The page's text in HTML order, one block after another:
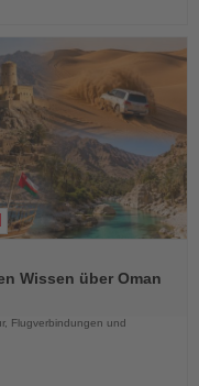
Wissen über Oman
Flugverbindungen und